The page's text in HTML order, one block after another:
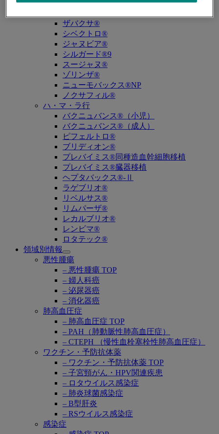
キュビシン®
ザバクサ®
シベクトロ®
ジャヌビア®
シルガード®9
スージャヌ®
ゾリンザ®
ニューモバックス®NP
ノクサフィル®
ハ・マ・ラ行
バクニュバンス®（小児）
バクニュバンス®（成人）
ピフェルトロ®
ブリディオン®
プレバイミス®同種造血幹細胞移植
プレバイミス®臓器移植
ヘプタバックス®-Ⅱ
ラゲブリオ®
リベルサス®
リムパーザ®
レカルブリオ®
レンビマ®
ロタテック®
領域別情報
Open
submenu
悪性腫瘍
– 悪性腫瘍 TOP
– 婦人科癌
– 泌尿器癌
– 消化器癌
肺高血圧症
– 肺高血圧症 TOP
– PAH（肺動脈性肺高血圧症）
– CTEPH （慢性血栓塞栓性肺高血圧症）
ワクチン・予防抗体薬
– ワクチン・予防抗体薬 TOP
– 子宮頸がん・HPV関連疾患
– ロタウイルス感染症
– 肺炎球菌感染症
– B型肝炎
– RSウイルス感染症
感染症